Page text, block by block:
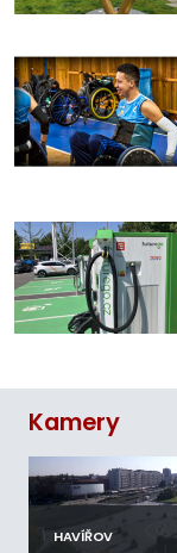
Kamery
HAVÍŘOV